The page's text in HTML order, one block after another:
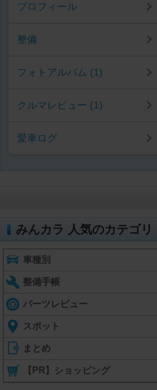
プロフィール
整備
フォトアルバム (1)
クルマレビュー (1)
愛車ログ
みんカラ 人気のカテゴリ
車種別
整備手帳
パーツレビュー
スポット
まとめ
【PR】ショッピング